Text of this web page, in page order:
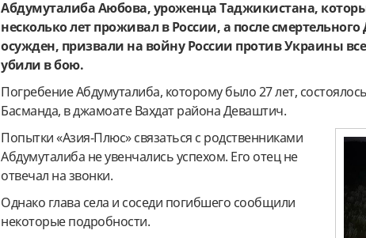
Абдумуталиба Аюбова, уроженца Таджикистана,
несколько лет проживал в России, а после
осужден, призвали на войну России против Украины
убили в бою.
Погребение Абдумуталиба, которому было 27 лет,
Басманда, в джамоате Вахдат района Деваштич.
Попытки «Азия-Плюс» связаться с родственниками
Абдумуталиба не увенчались успехом. Его отец не
отвечал на звонки.
Однако глава села и соседи погибшего сообщили
некоторые подробности.